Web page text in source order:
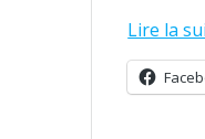
Lire la